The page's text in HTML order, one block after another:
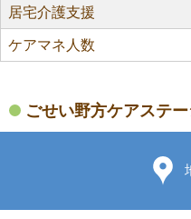
居宅介護支援
ケアマネ人数
ごせい野方ケアステ